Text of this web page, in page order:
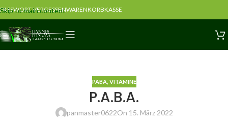
Skip to main content
PASSWORT VERGESSENWARENKORBKASSE
PABA, VITAMINE
P.A.B.A.
panmaster0622On 15. März 2022